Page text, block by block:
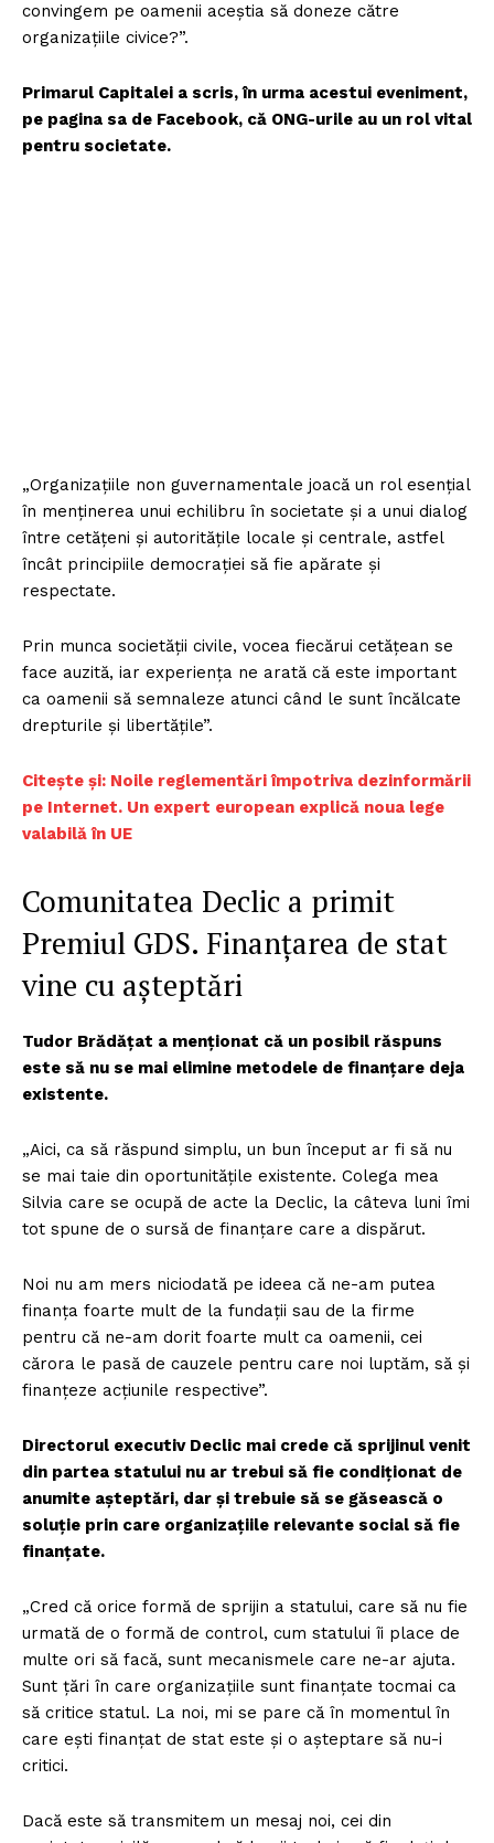
convingem pe oamenii aceștia să doneze către
organizațiile civice?”.
Primarul Capitalei a scris, în urma acestui eveniment,
pe pagina sa de Facebook, că ONG-urile au un rol vital
pentru societate.
„Organizațiile non guvernamentale joacă un rol esențial
în menținerea unui echilibru în societate și a unui dialog
între cetățeni și autoritățile locale și centrale, astfel
încât principiile democrației să fie apărate și
respectate.
Prin munca societății civile, vocea fiecărui cetățean se
face auzită, iar experiența ne arată că este important
ca oamenii să semnaleze atunci când le sunt încălcate
drepturile și libertățile”.
Citește și: Noile reglementări împotriva dezinformării
pe Internet. Un expert european explică noua lege
valabilă în UE
Comunitatea Declic a primit
Premiul GDS. Finanțarea de stat
vine cu așteptări
Tudor Brădățat a menționat că un posibil răspuns
este să nu se mai elimine metodele de finanțare deja
existente.
„Aici, ca să răspund simplu, un bun început ar fi să nu
se mai taie din oportunitățile existente. Colega mea
Silvia care se ocupă de acte la Declic, la câteva luni îmi
tot spune de o sursă de finanțare care a dispărut.
Noi nu am mers niciodată pe ideea că ne-am putea
finanța foarte mult de la fundații sau de la firme
pentru că ne-am dorit foarte mult ca oamenii, cei
cărora le pasă de cauzele pentru care noi luptăm, să și
finanțeze acțiunile respective”.
Directorul executiv Declic mai crede că sprijinul venit
din partea statului nu ar trebui să fie condiționat de
anumite așteptări, dar și trebuie să se găsească o
soluție prin care organizațiile relevante social să fie
finanțate.
„Cred că orice formă de sprijin a statului, care să nu fie
urmată de o formă de control, cum statului îi place de
multe ori să facă, sunt mecanismele care ne-ar ajuta.
Sunt țări în care organizațiile sunt finanțate tocmai ca
să critice statul. La noi, mi se pare că în momentul în
care ești finanțat de stat este și o așteptare să nu-i
critici.
Dacă este să transmitem un mesaj noi, cei din